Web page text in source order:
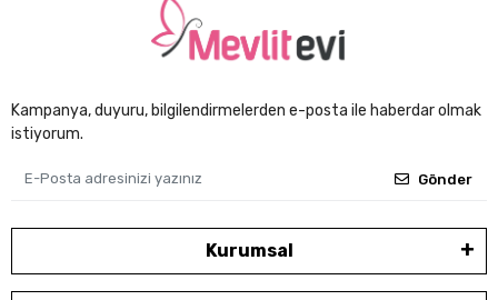
Kampanya, duyuru, bilgilendirmelerden e-posta ile haberdar olmak
istiyorum.
Gönder
Kurumsal